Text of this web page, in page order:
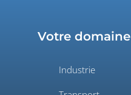
Votre domaine
Industrie